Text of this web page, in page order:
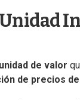
unidad de valor
de precios